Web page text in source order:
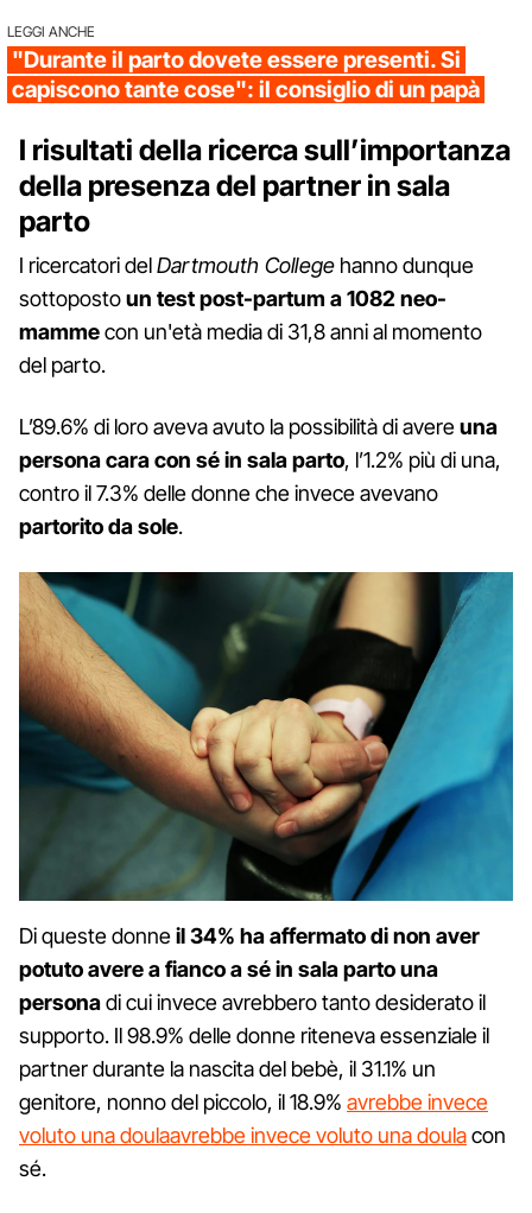
LEGGI ANCHE
"Durante il parto dovete essere presenti. Si
capiscono tante cose": il consiglio di un papà
I risultati della ricerca sull’importanza
della presenza del partner in sala
parto
I ricercatori delDartmouth College hanno dunque
sottopostoun test post-partum a 1082 neo-
mammecon un'età media di 31,8 anni al momento
del parto.
L’89.6% di loro aveva avuto la possibilità di avereuna
persona cara con sé in sala parto, l’1.2% più di una,
contro il 7.3% delle donne che invece avevano
partorito da sole.
Di queste donneil 34% ha affermato di non aver
potuto avere a fianco a sé in sala parto una
personadi cui invece avrebbero tanto desiderato il
supporto. Il 98.9% delle donne riteneva essenziale il
partner durante la nascita del bebè, il 31.1% un
genitore, nonno del piccolo, il 18.9% avrebbe invece
voluto una doulaavrebbe invece voluto una doulacon
sé.